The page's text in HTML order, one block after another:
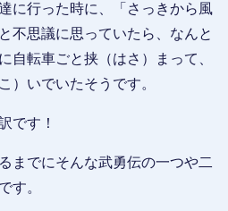
に行った時に、「さっきから風
不思議に思っていたら、なんと
自転車ごと挟（はさ）まって、
）いでいたそうです。
です！
までにそんな武勇伝の一つや二
す。